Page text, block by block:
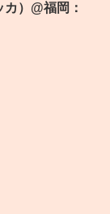
）@福岡：